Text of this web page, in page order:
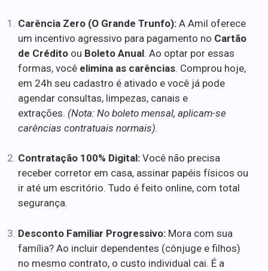
Carência Zero (O Grande Trunfo): A Amil oferece
um incentivo agressivo para pagamento no Cartão
de Crédito ou Boleto Anual. Ao optar por essas
formas, você elimina as carências. Comprou hoje,
em 24h seu cadastro é ativado e você já pode
agendar consultas, limpezas, canais e
extrações. (Nota: No boleto mensal, aplicam-se
carências contratuais normais).
Contratação 100% Digital: Você não precisa
receber corretor em casa, assinar papéis físicos ou
ir até um escritório. Tudo é feito online, com total
segurança.
Desconto Familiar Progressivo: Mora com sua
família? Ao incluir dependentes (cônjuge e filhos)
no mesmo contrato, o custo individual cai. É a